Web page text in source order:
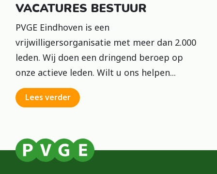
VACATURES BESTUUR
PVGE Eindhoven is een
vrijwilligersorganisatie met meer dan 2.000
leden. Wij doen een dringend beroep op
onze actieve leden. Wilt u ons helpen...
Lees verder